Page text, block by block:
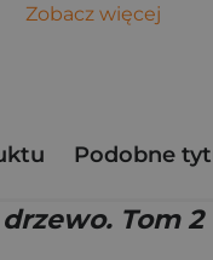
Zobacz więcej
Podobne
Tom 2